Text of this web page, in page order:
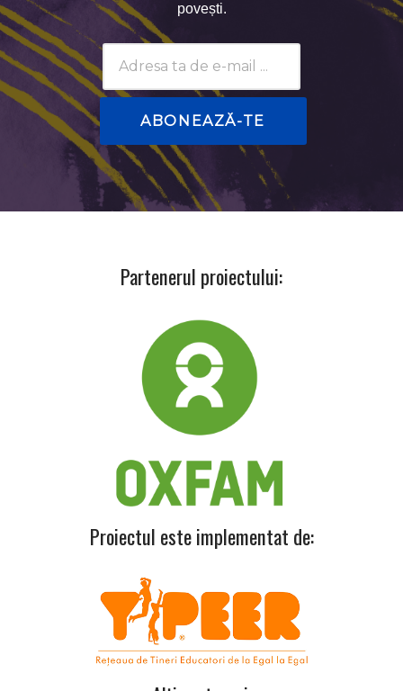
povești.
Subscribtion
Email
Partenerul proiectului:
Proiectul este implementat de: